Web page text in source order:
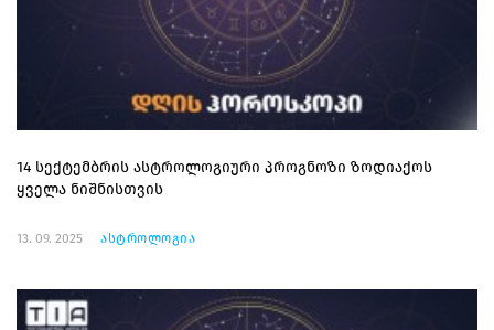
14 სექტემბრის ასტროლოგიური პროგნოზი ზოდიაქოს
ყველა ნიშნისთვის
13. 09. 2025 ასტროლოგია